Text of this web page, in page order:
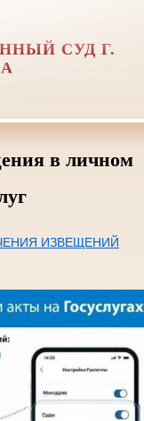
СУД Г.
в личном
ИЗВЕЩЕНИЙ